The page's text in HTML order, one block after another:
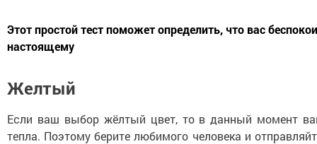
Этот простой тест поможет определить, что вас
настоящему
Желтый
Если ваш выбор жёлтый цвет, то в данный момент
тепла. Поэтому берите любимого человека и